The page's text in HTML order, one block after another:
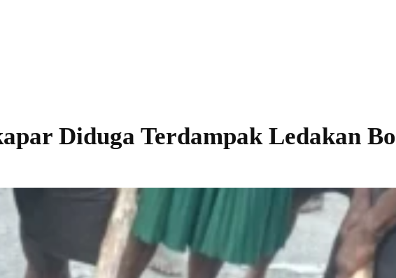
Diduga Terdampak Ledakan